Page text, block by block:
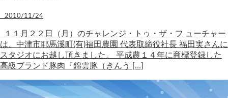
2010/11/24
１１月２２日（月）のチャレンジ・トゥ・ザ・フ ューチャー
は、中津市耶馬溪町(有)福田農園 代表取締役社長 福田実さんに
スタジオにお越し頂きました。 平成農１４年に商標登録した
高級ブランド豚肉『錦雲豚（きんう […]